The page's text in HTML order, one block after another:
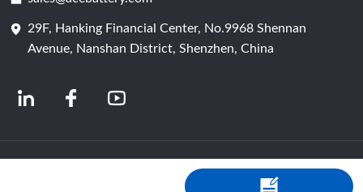
Елемент батареї
29F, Hanking Financial Center, No.9968 Shennan
Avenue, Nanshan District, Shenzhen, China
© 2024 Китайські виробники літій-іонних акумуляторів | Завод і компанія з
виробництва літієвих акумуляторів | Акумулятор ACE від Shopastro